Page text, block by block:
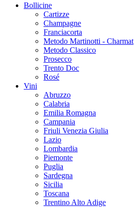
Bollicine
Cartizze
Champagne
Franciacorta
Metodo Martinotti - Charmat
Metodo Classico
Prosecco
Trento Doc
Rosé
Vini
Abruzzo
Calabria
Emilia Romagna
Campania
Friuli Venezia Giulia
Lazio
Lombardia
Piemonte
Puglia
Sardegna
Sicilia
Toscana
Trentino Alto Adige